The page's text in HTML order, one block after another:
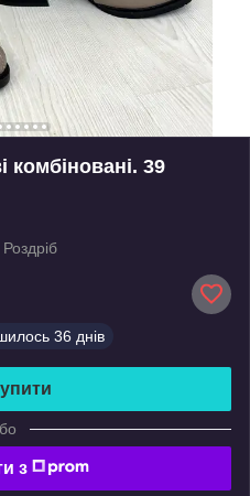
комбіновані. 39
Роздріб
36 днів
з